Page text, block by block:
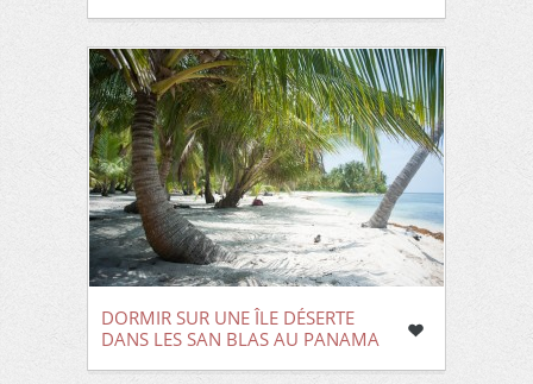
DORMIR SUR UNE ÎLE DÉSERTE
DANS LES SAN BLAS AU PANAMA